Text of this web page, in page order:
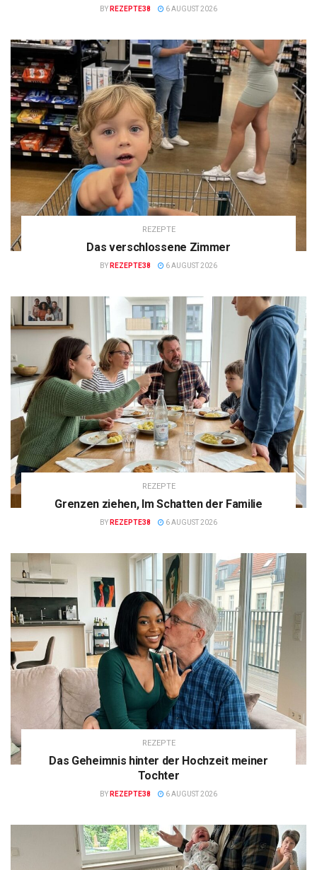
BY REZEPTE38 6 AUGUST 2026
REZEPTE
Das verschlossene Zimmer
BY REZEPTE38 6 AUGUST 2026
REZEPTE
Grenzen ziehen, Im Schatten der Familie
BY REZEPTE38 6 AUGUST 2026
REZEPTE
Das Geheimnis hinter der Hochzeit meiner
Tochter
BY REZEPTE38 6 AUGUST 2026